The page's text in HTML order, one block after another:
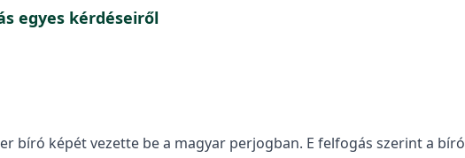
egyes kérdéseiről
bíró képét vezette be a magyar perjogban. E felfogás szerint a